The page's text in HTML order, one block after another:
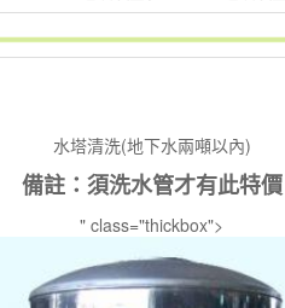
水塔清洗(地下水兩噸以內)
備註：須洗水管才有此特價
" class="thickbox">